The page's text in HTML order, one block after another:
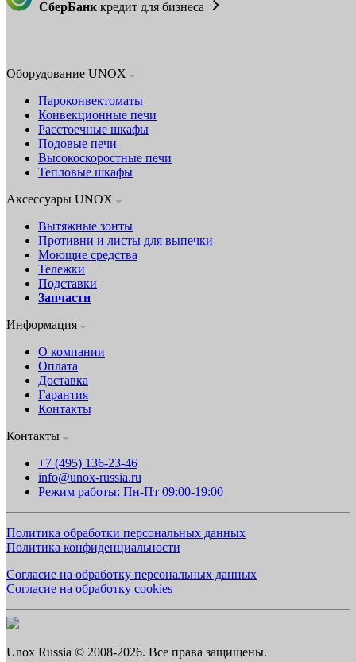
СберБанк кредит для бизнеса
Оборудование UNOX
Пароконвектоматы
Конвекционные печи
Расстоечные шкафы
Подовые печи
Высокоскоростные печи
Тепловые шкафы
Аксессуары UNOX
Вытяжные зонты
Противни и листы для выпечки
Моющие средства
Тележки
Подставки
Запчасти
Информация
О компании
Оплата
Доставка
Гарантия
Контакты
Контакты
+7 (495) 136-23-46
info@unox-russia.ru
Режим работы: Пн-Пт 09:00-19:00
Политика обработки персональных данных
Политика конфиденциальности
Согласие на обработку персональных данных
Согласие на обработку cookies
Unox Russia © 2008-2026. Все права защищены.